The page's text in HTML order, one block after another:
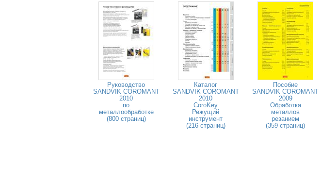
Руководство
SANDVIK COROMANT
2010
по
металлообработке
(800 страниц)
Каталог
SANDVIK COROMANT
2010
CoroKey
Режущий
инструмент
(216 страниц)
Пособие
SANDVIK COROMANT
2009
Обработка
металлов
резанием
(359 страниц)